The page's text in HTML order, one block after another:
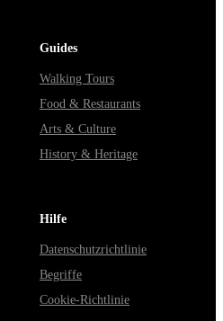
Guides
Walking Tours
Food & Restaurants
Arts & Culture
History & Heritage
Hilfe
Datenschutzrichtlinie
Begriffe
Cookie-Richtlinie